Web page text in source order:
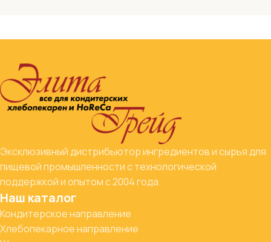
Эксклюзивный дистрибьютор ингредиентов и сырья для
пищевой промышленности с технологической
поддержкой и опытом с 2004 года.
Наш каталог
Кондитерское направление
Хлебопекарное направление